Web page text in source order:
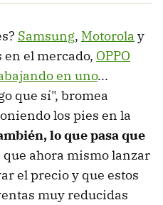
Samsung, Motorola y
el mercado, OPPO
en uno...
que sí", bromea
los pies en la
lo que pasa que
que ahora mismo lanzar
el precio y que estos
muy reducidas